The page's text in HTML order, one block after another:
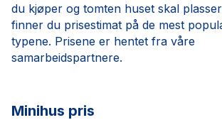
du kjøper og tomten huset skal
finner du prisestimat på de mest
typene. Prisene er hentet fra våre
samarbeidspartnere.
Minihus pris